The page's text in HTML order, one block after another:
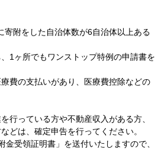
寄附をした自治体数が6自治体以上ある
1ヶ所でもワンストップ特例の申請書を
費の支払いがあり、医療費控除などの
行っている方や不動産収入がある方、
どは、確定申告を行ってください。
金受領証明書」を送付いたしますので、